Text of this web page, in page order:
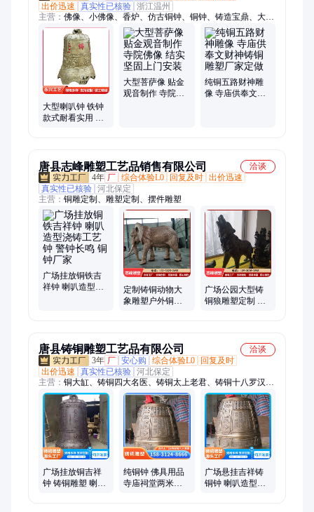
出价迅速
真实性已核验 浙江温州
主营： 佛像、小佛像、香炉、仿古铜钟、铜钟、铸造宝鼎、大型
铜香炉、铸铜佛像观、宝鼎、万佛墙、骨灰存放架、供桌、等等
法器、焚经炉、千佛灯、牌匾、牌位、宝塔香炉、七层宝塔香
炉、十八罗汉雕像、佛像菩萨、玻璃钢观音、六十甲子、地藏
王、寺院地藏王
大型喇叭钟 铁钟
款式耐看实用 采
大型菩萨像 贴金
观音制作 寺院佛
纯铜五路财神雕
像 寺庙供奉文财
唐县志峰雕塑工艺品销售有限公司
洽谈
4年 厂 综合体验L0 回复及时 出价迅速
真实性已核验 河北保定
主营： 铜雕定制、雕塑定制、摆件雕塑
广场挂放铜铁吉
祥钟 喇叭造型浇
定制铸铜动物大
象雕塑户外铜大
广场公园大型铸
铜狼雕塑定制 动
唐县铸铜雕塑工艺品有限公司
洽谈
3年 厂 安心购 综合体验L0
回复及时
出价迅速
真实性已核验 河北保定
主营： 铜大缸、铸铜四大名医、铸铜太上老君、铸铜十八罗汉、
铸铜李时珍像、铸铜华佗像、铸铜孔子像、铸铜老子像、铜鼎、
铜钟、铜香炉、铜牛、铜马、铜狮子、铜麒麟、铜关公、铜佛
像、铜大象、铜塔刹、铜文昌塔、铜舍利塔、铜浮雕、铸铜马拉
车、精工纯铜浑天仪、城市雕塑
广场挂放铜吉祥
钟 铸铜雕塑 喇叭
纯铜钟 佛具用品
寺庙祠堂两米喇
广场悬挂吉祥铸
铜钟 喇叭造型青